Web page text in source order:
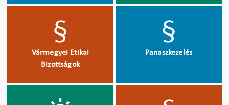
Vármegyei Etikai
Bizottságok
Panaszkezelés